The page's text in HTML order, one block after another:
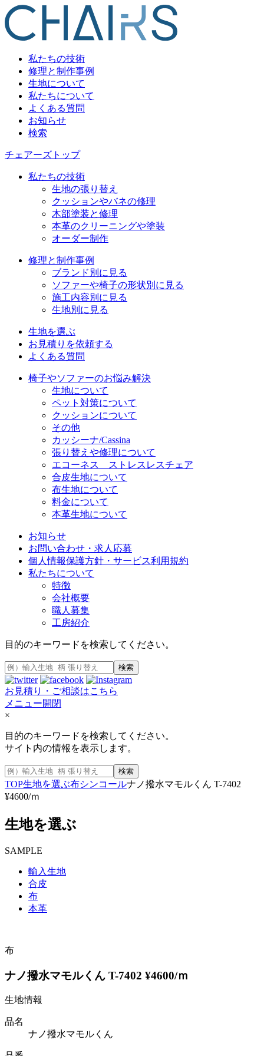
私たちの技術
修理と制作事例
生地について
私たちについて
よくある質問
お知らせ
検索
チェアーズトップ
私たちの技術
生地の張り替え
クッションやバネの修理
木部塗装と修理
本革のクリーニングや塗装
オーダー制作
修理と制作事例
ブランド別に見る
ソファーや椅子の形状別に見る
施工内容別に見る
生地別に見る
生地を選ぶ
お見積りを依頼する
よくある質問
椅子やソファーのお悩み解決
生地について
ペット対策について
クッションについて
その他
カッシーナ/Cassina
張り替えや修理について
エコーネス ストレスレスチェア
合皮生地について
布生地について
料金について
本革生地について
お知らせ
お問い合わせ・求人応募
個人情報保護方針・サービス利用規約
私たちについて
特徴
会社概要
職人募集
工房紹介
目的のキーワードを検索してください。
検索
お見積り・ご相談はこちら
メニュー開閉
×
目的のキーワードを検索してください。
サイト内の情報を表示します。
検索
TOP生地を選ぶ布シンコールナノ撥水マモルくん T-7402
¥4600/ｍ
生地を選ぶ
SAMPLE
輸入生地
合皮
布
本革
布
ナノ撥水マモルくん T-7402 ¥4600/ｍ
生地情報
品名
ナノ撥水マモルくん